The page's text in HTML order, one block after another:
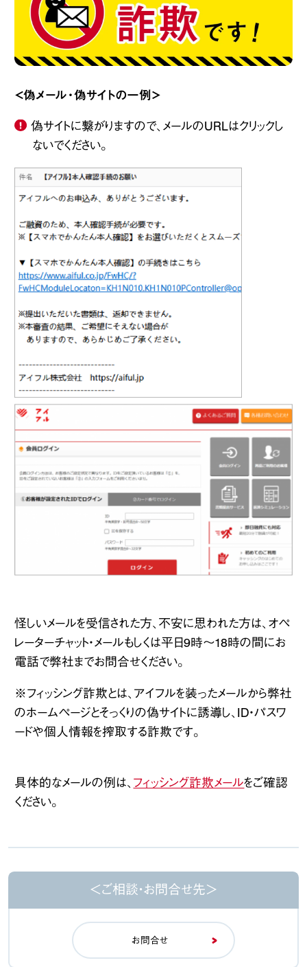
＜偽メール・偽サイトの一例＞
偽サイトに繋がりますので、メールのURLはクリックし
ないでください。
怪しいメールを受信された方、不安に思われた方は、オペ
レーターチャット・メールもしくは平日9時～18時の間にお
電話で弊社までお問合せください。
※フィッシング詐欺とは、アイフルを装ったメールから弊社
のホームページとそっくりの偽サイトに誘導し、ID・パスワ
ードや個人情報を搾取する詐欺です。
具体的なメールの例は、 フィッシング詐欺メールをご確認
ください。
＜ご相談・お問合せ先＞
お問合せ